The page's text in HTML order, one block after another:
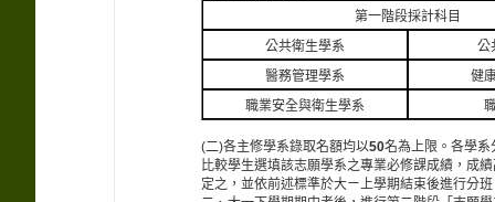
第一階段採計科目
公共衛生學系
公
醫務管理學系
健
職業安全與衛生學系
(二)各主修學系錄取名額均以50名為上限。各學
比較學生選填該志願學系之專業必修課成績，成
定之，並依前述標準於大ㄧ上學期結束後進行分